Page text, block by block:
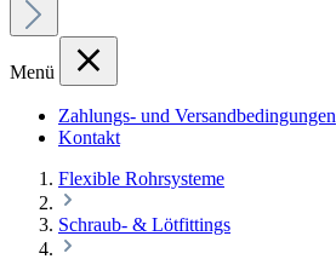
Menü
Zahlungs- und Versandbedingungen
Kontakt
Flexible Rohrsysteme
Schraub- & Lötfittings